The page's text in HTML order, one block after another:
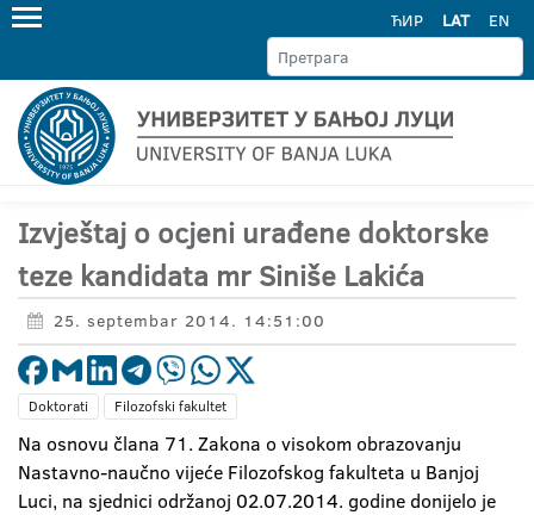
ЋИР LAT EN
Izvještaj o ocjeni urađene doktorske
teze kandidata mr Siniše Lakića
25. septembar 2014. 14:51:00
Doktorati Filozofski fakultet
Na osnovu člana 71. Zakona o visokom obrazovanju
Nastavno-naučno vijeće Filozofskog fakulteta u Banjoj
Luci, na sjednici održanoj 02.07.2014. godine donijelo je